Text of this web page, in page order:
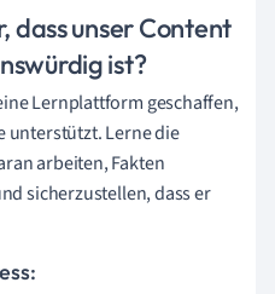
dass unser Content
ist?
Lernplattform geschaffen,
unterstützt. Lerne die
arbeiten, Fakten
sicherzustellen, dass er